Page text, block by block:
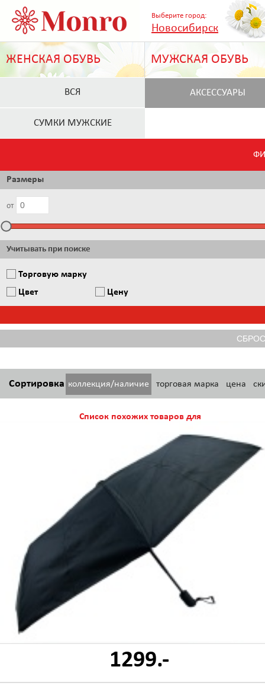
Выберите город:
Новосибирск
ЖЕНСКАЯ ОБУВЬ МУЖСКАЯ ОБУВЬ
ВСЯ АКСЕССУАРЫ
СУМКИ МУЖСКИЕ
Размеры
от
Учитывать при поиске
Торговую марку
Цвет
Цену
Сортировка коллекция/наличие торговая марка цена
Список похожих товаров для
1299.-